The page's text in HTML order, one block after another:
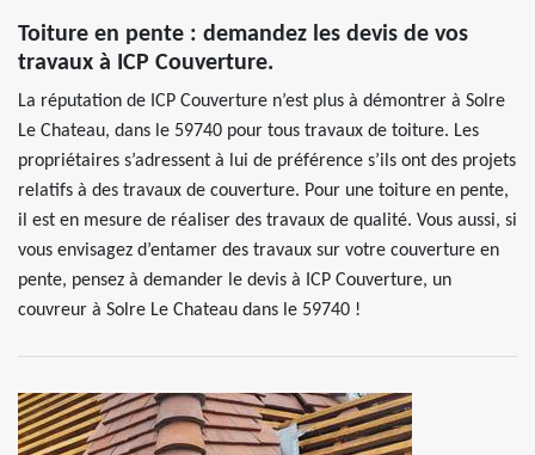
Toiture en pente : demandez les devis de vos
travaux à ICP Couverture.
La réputation de ICP Couverture n’est plus à démontrer à Solre
Le Chateau, dans le 59740 pour tous travaux de toiture. Les
propriétaires s’adressent à lui de préférence s’ils ont des projets
relatifs à des travaux de couverture. Pour une toiture en pente,
il est en mesure de réaliser des travaux de qualité. Vous aussi, si
vous envisagez d’entamer des travaux sur votre couverture en
pente, pensez à demander le devis à ICP Couverture, un
couvreur à Solre Le Chateau dans le 59740 !